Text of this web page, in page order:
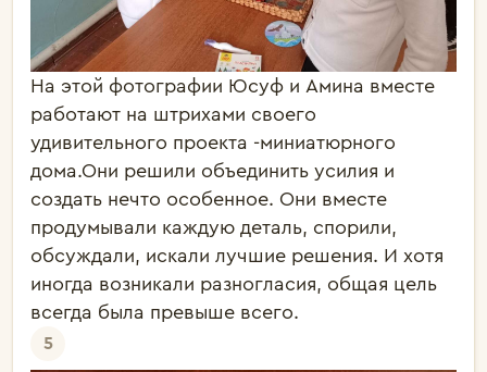
На этой фотографии Юсуф и Амина вместе
работают на штрихами своего
удивительного проекта -миниатюрного
дома.Они решили объединить усилия и
создать нечто особенное. Они вместе
продумывали каждую деталь, спорили,
обсуждали, искали лучшие решения. И хотя
иногда возникали разногласия, общая цель
всегда была превыше всего.
5